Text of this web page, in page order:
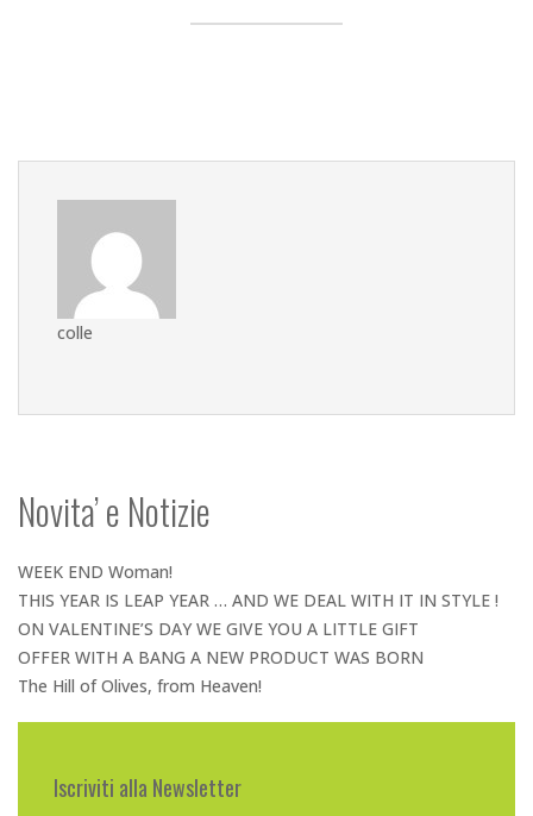
colle
Novita’ e Notizie
WEEK END Woman!
THIS YEAR IS LEAP YEAR … AND WE DEAL WITH IT IN STYLE !
ON VALENTINE’S DAY WE GIVE YOU A LITTLE GIFT
OFFER WITH A BANG A NEW PRODUCT WAS BORN
The Hill of Olives, from Heaven!
Iscriviti alla Newsletter